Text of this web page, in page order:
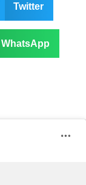
Twitter
WhatsApp